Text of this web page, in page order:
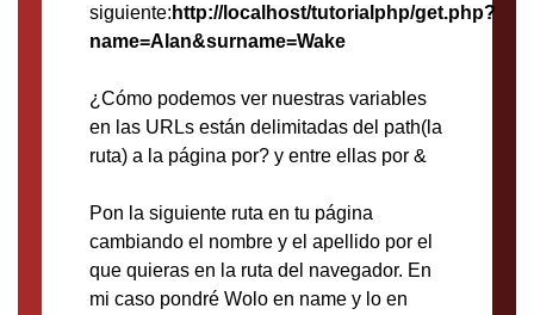
siguiente: http://localhost/tutorialphp/get.php?
name=Alan&surname=Wake
¿Cómo podemos ver nuestras variables
en las URLs están delimitadas del path(la
ruta) a la página por? y entre ellas por &
Pon la siguiente ruta en tu página
cambiando el nombre y el apellido por el
que quieras en la ruta del navegador. En
mi caso pondré Wolo en name y lo en